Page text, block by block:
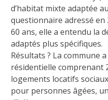
d’habitat mixte adaptée
questionnaire adressé en
60 ans, elle a entendu la
adaptés plus spécifiques.
Résultats ? La commune
résidentielle comprenant
logements locatifs
pour personnes âgées,